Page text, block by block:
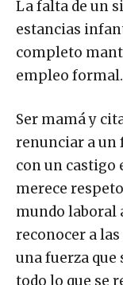
La falta de un
estancias
completo
empleo formal.
Ser mamá y
renunciar a
con un castigo
merece
mundo laboral
reconocer a
una fuerza que
todo lo que se